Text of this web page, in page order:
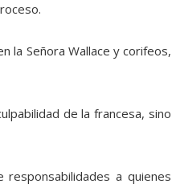
la Señora Wallace y corifeos,
de la francesa, sino
a quienes